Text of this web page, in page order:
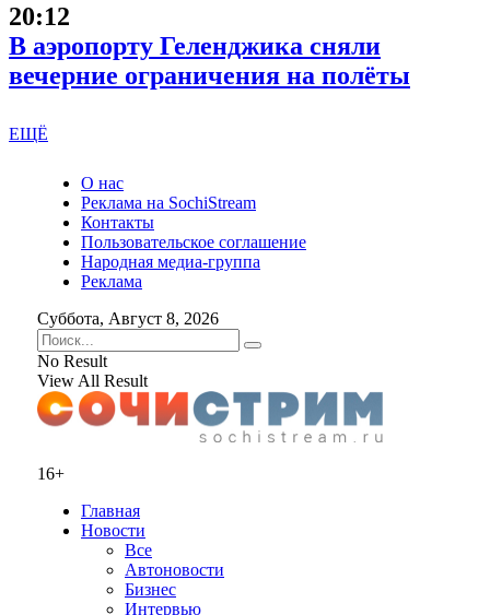
20:12
В аэропорту Геленджика сняли
вечерние ограничения на полёты
ЕЩЁ
О нас
Реклама на SochiStream
Контакты
Пользовательское соглашение
Народная медиа-группа
Реклама
Суббота, Август 8, 2026
No Result
View All Result
16+
Главная
Новости
Все
Автоновости
Бизнес
Интервью